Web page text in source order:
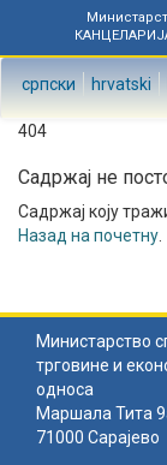
српски hrvatski
404
Садржај не
Садржај коју
Назад на почетну
Министарство
трговине и
односа
Маршала Тита
71000 Сарајево